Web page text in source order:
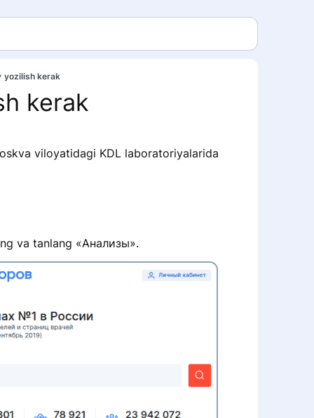
yozilish kerak
kerak
viloyatidagi KDL laboratoriyalarida
va tanlang «Анализы».